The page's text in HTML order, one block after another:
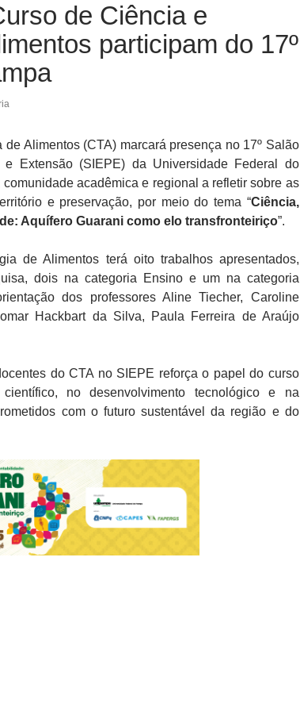
de Ciência e
participam do 17º
Alimentos (CTA) marcará presença no 17º Salão
Extensão (SIEPE) da Universidade Federal do
acadêmica e regional a refletir sobre as
e preservação, por meio do tema “Ciência,
Aquífero Guarani como elo transfronteiriço”.
de Alimentos terá oito trabalhos apresentados,
dois na categoria Ensino e um na categoria
dos professores Aline Tiecher, Caroline
Hackbart da Silva, Paula Ferreira de Araújo
do CTA no SIEPE reforça o papel do curso
no desenvolvimento tecnológico e na
com o futuro sustentável da região e do